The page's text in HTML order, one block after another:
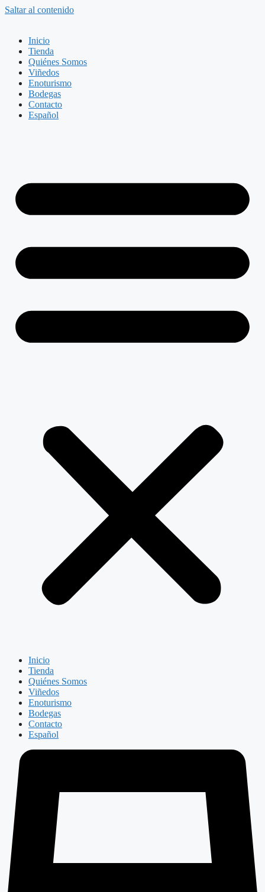
Saltar al contenido
Inicio
Tienda
Quiénes Somos
Viñedos
Enoturismo
Bodegas
Contacto
Español
Inicio
Tienda
Quiénes Somos
Viñedos
Enoturismo
Bodegas
Contacto
Español